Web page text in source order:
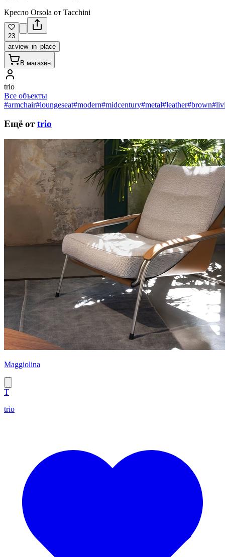
Кресло Orsola от Tacchini
23
ar.view_in_place
В магазин
trio
Все объекты
#armchair#loungeseat#modern#midcentury#metal#leather#brown
Ещё от trio
Maggiolina
T
trio